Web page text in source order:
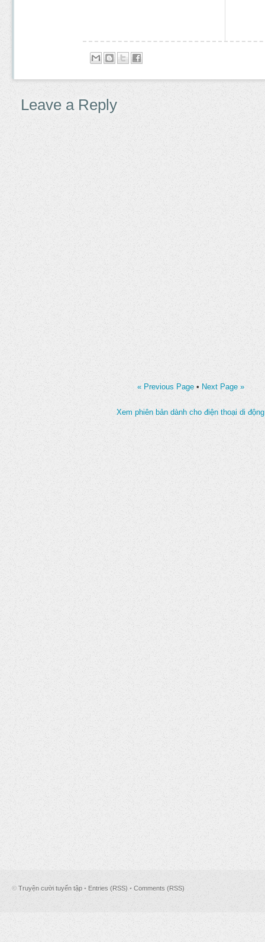
Leave a Reply
« Previous Page • Next Page »
Xem phiên bản dành cho điện thoại di động
© Truyện cười tuyển tập • Entries (RSS) • Comments (RSS)